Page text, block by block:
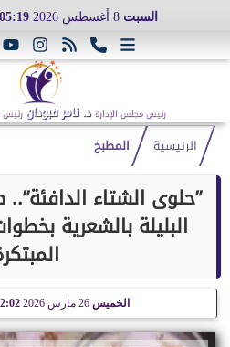
السبت 8 أغسطس 2026 05:19 صـ
رئيس مجلس الإدارة د. تامر قبودان رئيس
الرئيسية المطبخ
”حلوى الشتاء
البليلة بالشعرية
الخميس 02:02